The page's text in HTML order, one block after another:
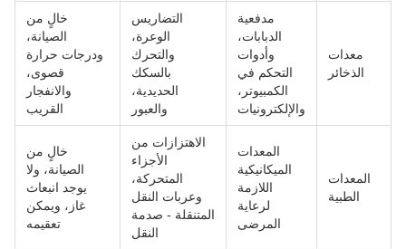
معدات
الذخائر
مدفعية
الدبابات،
وأدوات
التحكم في
الكمبيوتر،
والإلكترونيات
التضاريس
الوعرة،
والتحرك
بالسكك
الحديدية،
والعبور
خالٍ من
الصيانة،
ودرجات حرارة
قصوى،
والانفجار
القريب
المعدات
الطبية
المعدات
الميكانيكية
اللازمة
لرعاية
المرضى
الاهتزازات من
الأجزاء
المتحركة،
وعربات النقل
المتنقلة - صدمة
النقل
خالٍ من
الصيانة، ولا
يوجد انبعاث
غاز، ويمكن
تعقيمه